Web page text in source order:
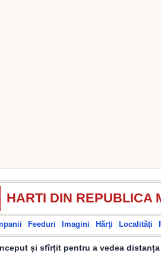
HARTI DIN REPUBLICA
Feeduri Imagini Hărţi Localități
și sfîrțit pentru a vedea